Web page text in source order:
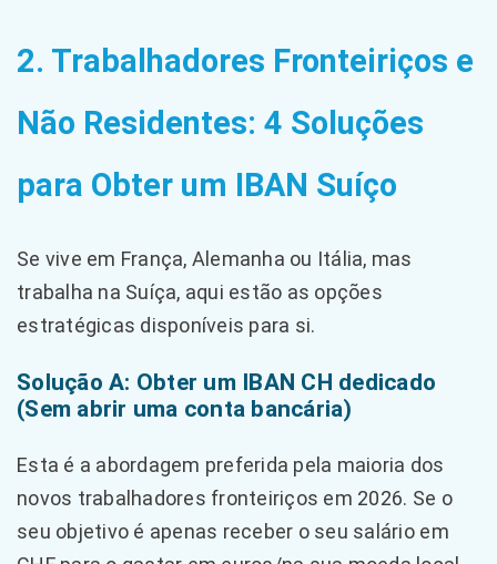
2. Trabalhadores Fronteiriços e
Não Residentes: 4 Soluções
para Obter um IBAN Suíço
Se vive em França, Alemanha ou Itália, mas
trabalha na Suíça, aqui estão as opções
estratégicas disponíveis para si.
Solução A: Obter um IBAN CH dedicado
(Sem abrir uma conta bancária)
Esta é a abordagem preferida pela maioria dos
novos trabalhadores fronteiriços em 2026. Se o
seu objetivo é apenas receber o seu salário em